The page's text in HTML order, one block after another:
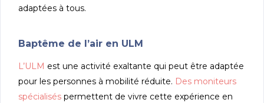
adaptées à tous.
Baptême de l’air en ULM
L’ULM est une activité exaltante qui peut être adaptée
pour les personnes à mobilité réduite. Des moniteurs
spécialisés permettent de vivre cette expérience en